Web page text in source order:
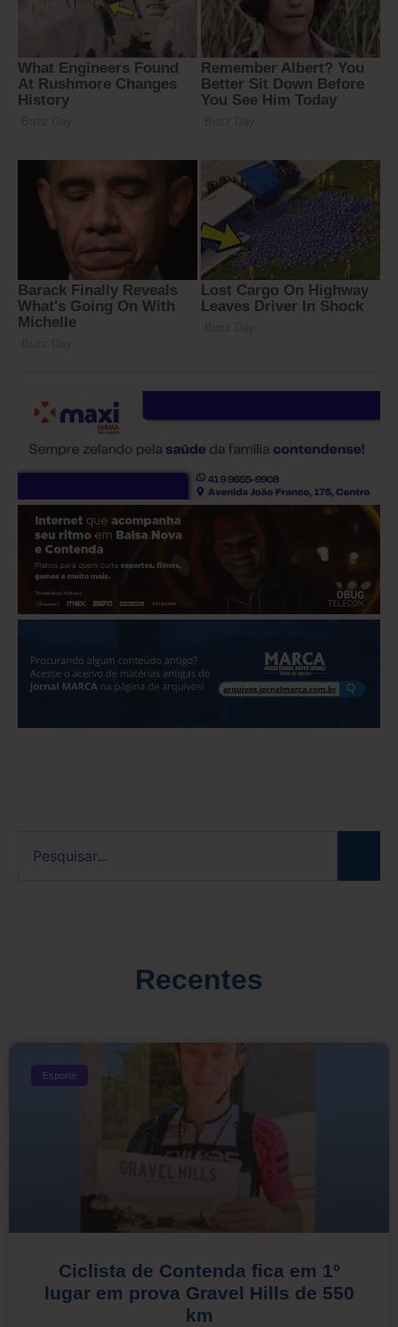
Recentes
Esporte
Ciclista de Contenda fica em 1º
lugar em prova Gravel Hills de 550
km